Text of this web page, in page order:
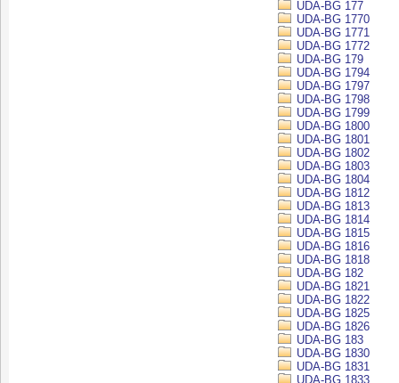
UDA-BG 177
UDA-BG 1770
UDA-BG 1771
UDA-BG 1772
UDA-BG 179
UDA-BG 1794
UDA-BG 1797
UDA-BG 1798
UDA-BG 1799
UDA-BG 1800
UDA-BG 1801
UDA-BG 1802
UDA-BG 1803
UDA-BG 1804
UDA-BG 1812
UDA-BG 1813
UDA-BG 1814
UDA-BG 1815
UDA-BG 1816
UDA-BG 1818
UDA-BG 182
UDA-BG 1821
UDA-BG 1822
UDA-BG 1825
UDA-BG 1826
UDA-BG 183
UDA-BG 1830
UDA-BG 1831
UDA-BG 1833